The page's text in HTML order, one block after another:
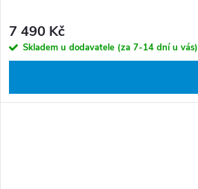
7 490 Kč
Skladem u dodavatele (za 7-14 dní u vás)